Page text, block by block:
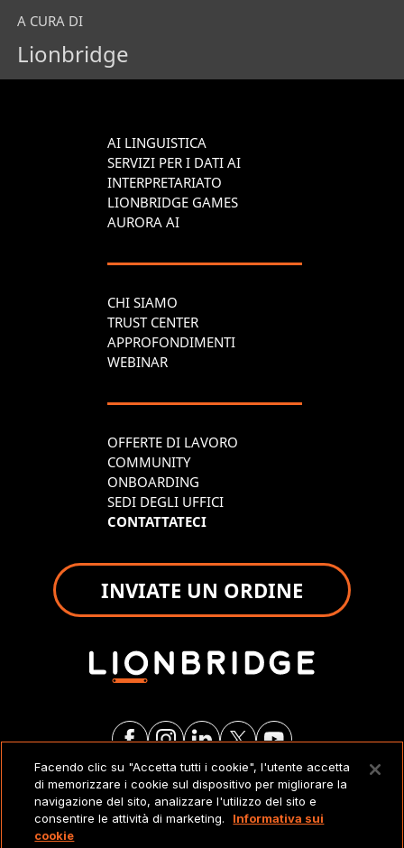
A CURA DI
Lionbridge
AI LINGUISTICA
SERVIZI PER I DATI AI
INTERPRETARIATO
LIONBRIDGE GAMES
AURORA AI
CHI SIAMO
TRUST CENTER
APPROFONDIMENTI
WEBINAR
OFFERTE DI LAVORO
COMMUNITY
ONBOARDING
SEDI DEGLI UFFICI
CONTATTATECI
INVIATE UN ORDINE
NOTE LEGALI
Copyright 2026 Lionbridge Technologies, LLC. Tutti
Facendo clic su "Accetta tutti i cookie", l'utente accetta
di memorizzare i cookie sul dispositivo per migliorare la
navigazione del sito, analizzare l'utilizzo del sito e
consentire le attività di marketing.
Informativa sui
cookie